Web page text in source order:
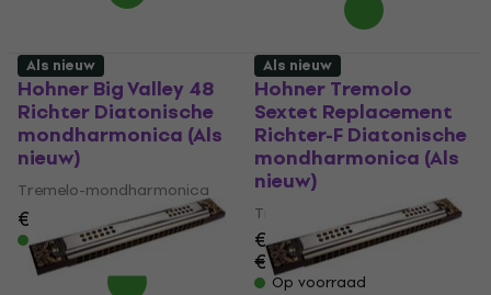
Hohner Big Valley 48
Richter Diatonische
mondharmonica (Als
nieuw)
Tremelo-mondharmonica
€ 20 € 22,80
- 12 %
Op voorraad
Hohner Tremolo
Sextet Replacement
Richter-F Diatonische
mondharmonica (Als
nieuw)
Tremelo-mondharmonica
€ 65,60
€ 72,10
Op voorraad
Als nieuw Als nieuw